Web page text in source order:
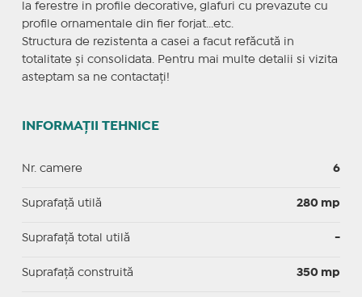
la ferestre in profile decorative, glafuri cu prevazute cu
profile ornamentale din fier forjat...etc.
Structura de rezistenta a casei a facut refăcută in
totalitate și consolidata. Pentru mai multe detalii si vizita
asteptam sa ne contactați!
INFORMAȚII TEHNICE
Nr. camere 6
Suprafaţă utilă 280 mp
Suprafaţă total utilă -
Suprafaţă construită 350 mp